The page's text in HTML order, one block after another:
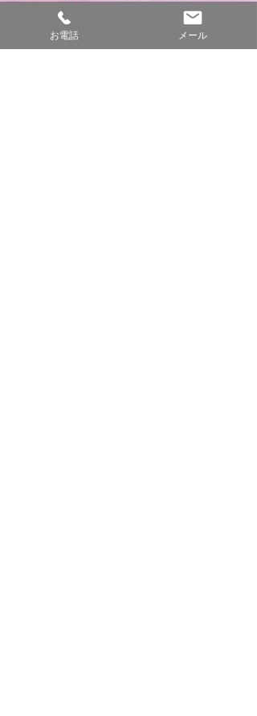
【出張買 の流れ】
お電話 メール